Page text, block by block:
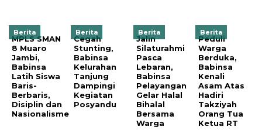
Berita
MPLS SMAN
8 Muaro
Jambi,
Babinsa
Latih Siswa
Baris-
Berbaris,
Disiplin dan
Nasionalisme
Berita
Cegah
Stunting,
Babinsa
Kelurahan
Tanjung
Dampingi
Kegiatan
Posyandu
Berita
Jalin
Silaturahmi
Pasca
Lebaran,
Babinsa
Pelayangan
Gelar Halal
Bihalal
Bersama
Warga
Berita
Peduli
Warga
Berduka,
Babinsa
Kenali
Asam Atas
Hadiri
Takziyah
Orang Tua
Ketua RT